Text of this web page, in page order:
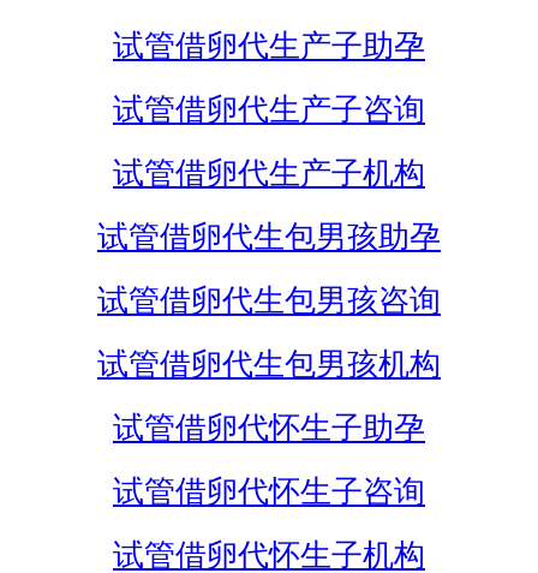
试管借卵代生产子助孕
试管借卵代生产子咨询
试管借卵代生产子机构
试管借卵代生包男孩助孕
试管借卵代生包男孩咨询
试管借卵代生包男孩机构
试管借卵代怀生子助孕
试管借卵代怀生子咨询
试管借卵代怀生子机构